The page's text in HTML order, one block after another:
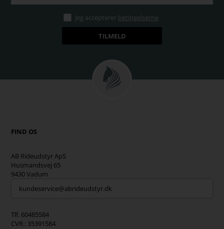
Jeg accepterer betingelserne
FIND OS
AB Rideudstyr ApS
Husmandsvej 65
9430 Vadum
kundeservice@abrideudstyr.dk
Tlf. 60485584
CVR.: 35391584